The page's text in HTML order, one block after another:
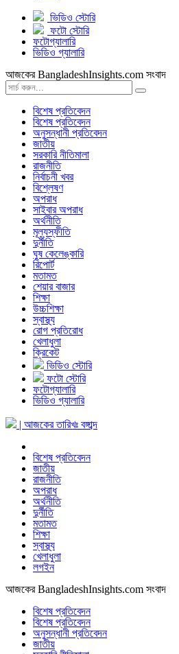
ভিডিও স্টোরি
ফটো স্টোরি
ফটোগ্যালারি
ভিডিও গ্যালারি
আজকের BangladeshInsights.com সংবাদ
বিশেষ প্রতিবেদন
বিশেষ প্রতিবেদন
অনুসন্ধানী প্রতিবেদন
জাতীয়
সরকারি নীতিমালা
রাজনীতি
নির্বাচনী খবর
বিশ্লেষণ
অপরাধ
সাইবার অপরাধ
অর্থনীতি
মূল্যস্ফীতি
দুর্নীতি
ঘুষ কেলেঙ্কারি
রিপোর্ট
মতামত
শেয়ার বাজার
শিক্ষা
উচ্চশিক্ষা
স্বাস্থ্য
রোগ প্রতিরোধ
খেলাধুলা
ক্রিকেট
ভিডিও স্টোরি
ফটো স্টোরি
ফটোগ্যালারি
ভিডিও গ্যালারি
| আজকের তারিখঃ বঙ্গাব্দ
বিশেষ প্রতিবেদন
জাতীয়
রাজনীতি
অপরাধ
অর্থনীতি
দুর্নীতি
মতামত
শিক্ষা
স্বাস্থ্য
খেলাধুলা
লগইন
আজকের BangladeshInsights.com সংবাদ
বিশেষ প্রতিবেদন
বিশেষ প্রতিবেদন
অনুসন্ধানী প্রতিবেদন
জাতীয়